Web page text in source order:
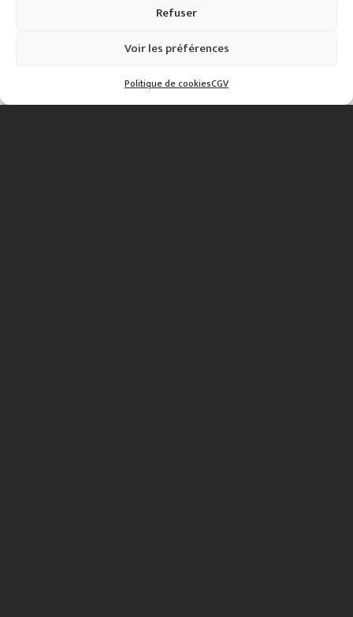
Refuser
Voir les préférences
Politique de cookiesCGV